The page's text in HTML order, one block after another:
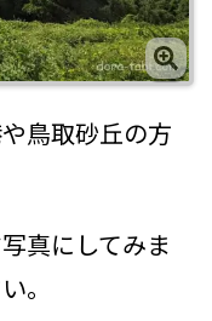
鳥取砂丘の方
真にしてみま
。